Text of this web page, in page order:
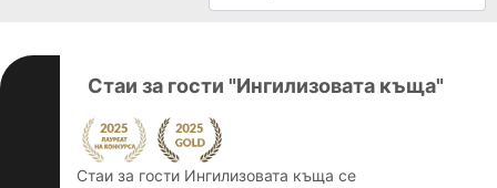
Стаи за гости "Ингилизовата къща"
Стаи за гости Ингилизовата къща се